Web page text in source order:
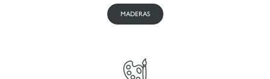
MADERAS